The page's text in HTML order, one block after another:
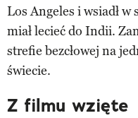
Los Angeles i wsiadł
miał lecieć do Indii.
strefie bezcłowej na
świecie.
Z filmu wzięte